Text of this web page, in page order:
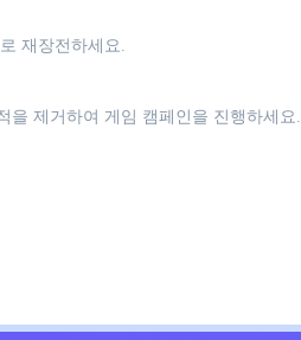
재장전하세요.
을 제거하여 게임 캠페인을 진행하세요.